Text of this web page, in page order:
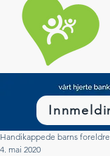
Handikappede barns
4. mai 2020